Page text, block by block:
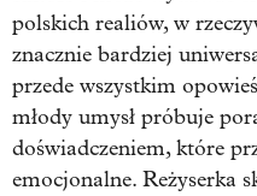
polskich realiów, w
znacznie bardziej
przede wszystkim
młody umysł próbuje
doświadczeniem, które
emocjonalne. Reżyserka